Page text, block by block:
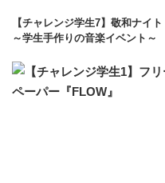
【チャレンジ学生7】敬和ナイト
～学生手作りの音楽イベント～